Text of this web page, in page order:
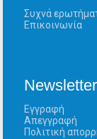
Συχνά
Επικοινωνία
Newsletter
Εγγραφή
Απεγγραφή
Πολιτική